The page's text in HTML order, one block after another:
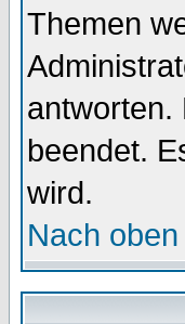
Themen
antworten.
beendet.
wird.
Nach oben